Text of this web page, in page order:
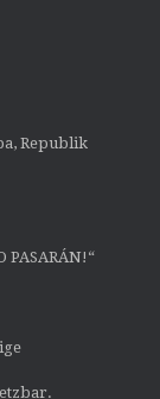
Republik
PASARÁN!“